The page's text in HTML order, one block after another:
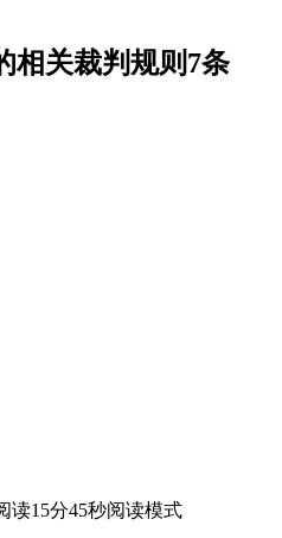
相关裁判规则7条
读15分45秒阅读模式